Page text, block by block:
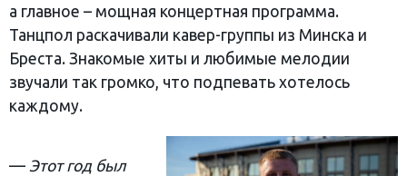
а главное – мощная концертная программа.
Танцпол раскачивали кавер-группы из Минска и
Бреста. Знакомые хиты и любимые мелодии
звучали так громко, что подпевать хотелось
каждому.
— Этот год был